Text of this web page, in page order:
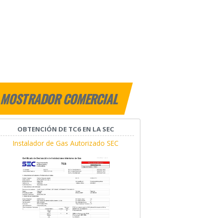
MOSTRADOR COMERCIAL
OBTENCIÓN DE TC6 EN LA SEC
Instalador de Gas Autorizado SEC